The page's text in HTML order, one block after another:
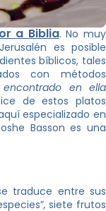
a Biblia. No muy
es posible
bíblicos, tales
con métodos
en ella
de estos platos
especializado en
Basson es una
traduce entre sus
, siete frutos